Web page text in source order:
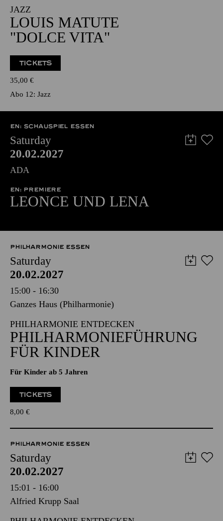
JAZZ
LOUIS MATUTE
"DOLCE VITA"
TICKETS
35,00 €
Abo 12: Jazz
EN: SCHAUSPIEL ESSEN
Saturday
20.02.2027
ADA
EN: PREMIERE
LEONCE UND LENA
PHILHARMONIE ESSEN
Saturday
20.02.2027
15:00 - 16:30
Ganzes Haus (Philharmonie)
PHILHARMONIE ENTDECKEN
PHILHARMONIEFÜHRUNG
FÜR KINDER
Für Kinder ab 5 Jahren
TICKETS
8,00 €
PHILHARMONIE ESSEN
Saturday
20.02.2027
15:01 - 16:00
Alfried Krupp Saal